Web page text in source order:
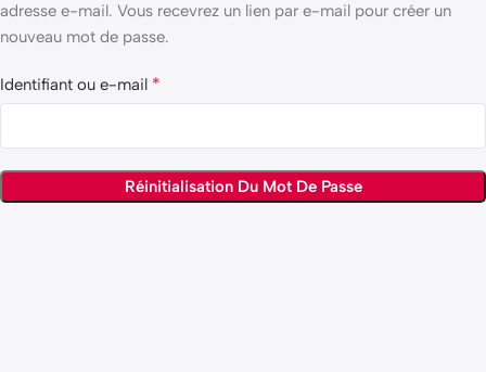
adresse e-mail. Vous recevrez un lien par e-mail pour créer un
nouveau mot de passe.
Identifiant ou e-mail *
Réinitialisation Du Mot De Passe